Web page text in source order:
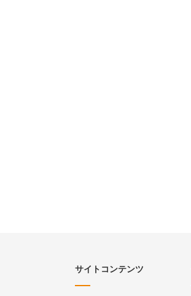
サイトコンテンツ